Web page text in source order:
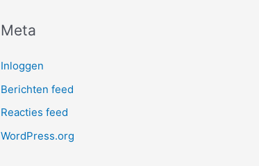
Meta
Inloggen
Berichten feed
Reacties feed
WordPress.org